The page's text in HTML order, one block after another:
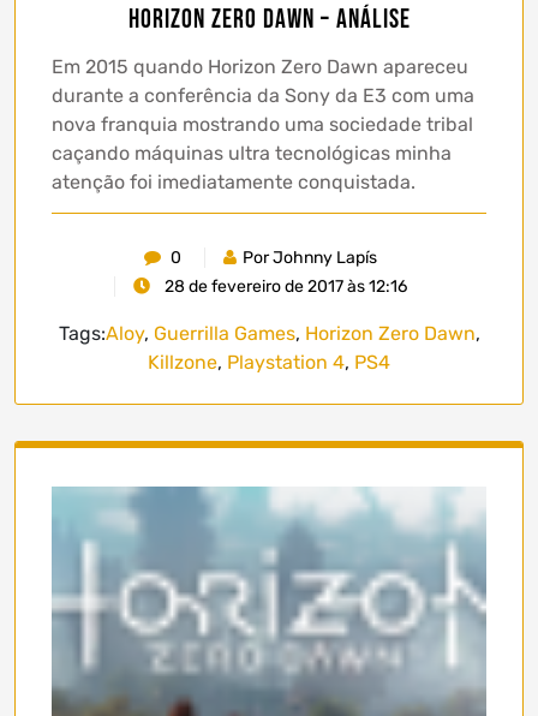
Horizon Zero Dawn – Análise
Em 2015 quando Horizon Zero Dawn apareceu
durante a conferência da Sony da E3 com uma
nova franquia mostrando uma sociedade tribal
caçando máquinas ultra tecnológicas minha
atenção foi imediatamente conquistada.
0
Por Johnny Lapís
28 de fevereiro de 2017 às 12:16
Tags:Aloy, Guerrilla Games, Horizon Zero Dawn,
Killzone, Playstation 4, PS4